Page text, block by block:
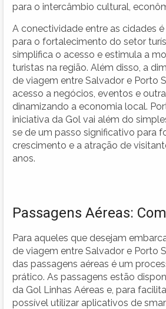
para o intercâmbio cultural,
A conectividade entre as cidades
para o fortalecimento do setor
simplifica o acesso e estimula a
turistas na região. Além disso, a
de viagem entre Salvador e Porto
acesso a negócios, eventos e
dinamizando a economia local.
iniciativa da Gol vai além do
se de um passo significativo para
crescimento e a atração de
anos.
Passagens Aéreas:
Para aqueles que desejam
de viagem entre Salvador e Porto
das passagens aéreas é um
prático. As passagens estão
da Gol Linhas Aéreas e, para
possível utilizar aplicativos de